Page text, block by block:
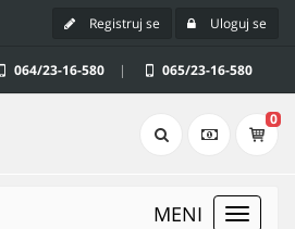
Registruj se Uloguj se
064/23-16-580 | 065/23-16-580
0
Toggle
MENI